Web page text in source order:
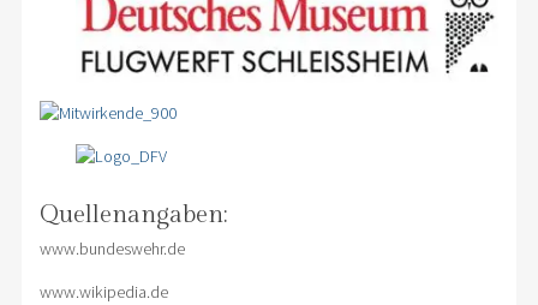
Quellenangaben:
www.bundeswehr.de
www.wikipedia.de